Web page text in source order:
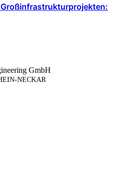
GmbH
NECKAR